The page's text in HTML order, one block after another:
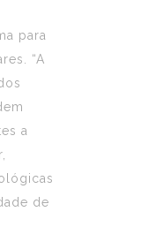
para
“A
a
de